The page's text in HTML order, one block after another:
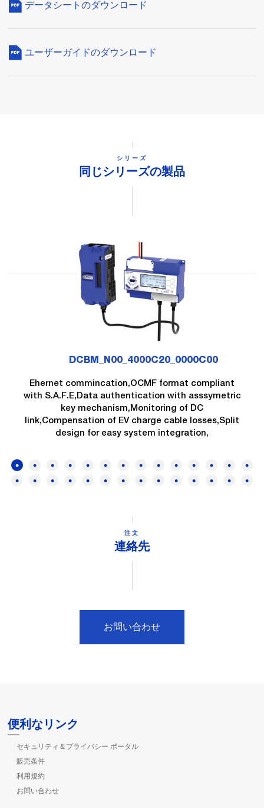
データシートのダウンロード
ユーザーガイドのダウンロード
シリーズ
同じシリーズの製品
DCBM_N00_4000C20_0000C00
Ehernet commincation,OCMF format compliant
with S.A.F.E,Data authentication with asssymetric
key mechanism,Monitoring of DC
link,Compensation of EV charge cable losses,Split
design for easy system integration,
注文
連絡先
お問い合わせ
便利なリンク
セキュリティ＆プライバシー ポータル
販売条件
利用規約
お問い合わせ